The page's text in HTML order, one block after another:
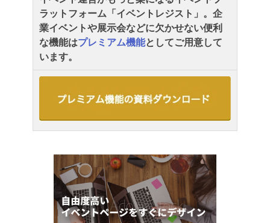
ラットフォーム「イベントレジスト」。企
業イベントや展示会などに欠かせない便利
な機能はプレミアム機能としてご用意して
います。